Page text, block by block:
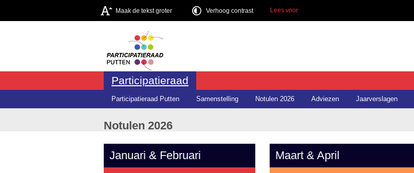
Maak de tekst groter Verhoog contrast Lees voor
Participatieraad
Participatieraad Putten Samenstelling Notulen 2026 Adviezen Jaarverslagen
Notulen 2026
Januari & Februari Maart & April